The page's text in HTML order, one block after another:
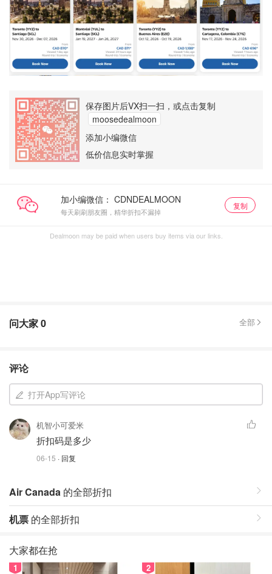
保存图片后VX扫一扫，或点击复制
moosedealmoon
添加小编微信
低价信息实时掌握
加小编微信：
每天刷刷朋友圈，精华折扣不漏掉
复制
Dealmoon may be paid when users buy items via our links.
问大家0 全部
评论
打开App写评论
机智小可爱米
折扣码是多少
06-15 · 回复
Air Canada 的全部折扣
机票 的全部折扣
大家都在抢
1 2